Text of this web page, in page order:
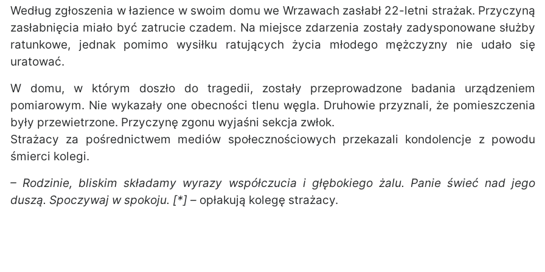
Według zgłoszenia w łazience w swoim domu we Wrzawach zasłabł 22-letni strażak. Przyczyną
zasłabnięcia miało być zatrucie czadem. Na miejsce zdarzenia zostały zadysponowane służby
ratunkowe, jednak pomimo wysiłku ratujących życia młodego mężczyzny nie udało się
uratować.
W domu, w którym doszło do tragedii, zostały przeprowadzone badania urządzeniem
pomiarowym. Nie wykazały one obecności tlenu węgla. Druhowie przyznali, że pomieszczenia
były przewietrzone. Przyczynę zgonu wyjaśni sekcja zwłok.
Strażacy za pośrednictwem mediów społecznościowych przekazali kondolencje z powodu
śmierci kolegi.
– Rodzinie, bliskim składamy wyrazy współczucia i głębokiego żalu. Panie świeć nad jego
duszą. Spoczywaj w spokoju. [*] – opłakują kolegę strażacy.